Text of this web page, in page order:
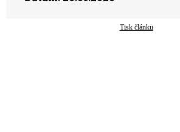
Tisk článku